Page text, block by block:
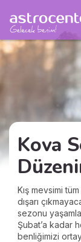
Kova
Kış mevsimi
dışarı
sezonu
Şubat’a kadar
benliğimizi